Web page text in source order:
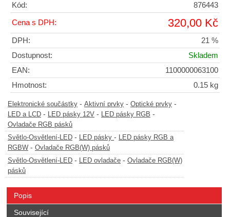
Kód: 876443
Cena s DPH: 320,00 Kč
DPH:
21 %
Dostupnost:
Skladem
EAN:
1100000063100
Hmotnost:
0.15 kg
Elektronické součástky - Aktivní prvky - Optické prvky -
LED a LCD - LED pásky 12V - LED pásky RGB -
Ovladače RGB pásků
Světlo-Osvětlení-LED - LED pásky - LED pásky RGB a
RGBW - Ovladače RGB(W) pásků
Světlo-Osvětlení-LED - LED ovladače - Ovladače RGB(W)
pásků
Popis
Související